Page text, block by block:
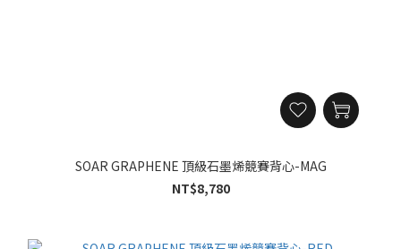
SOAR GRAPHENE 頂級石墨烯競賽背心-MAG
NT$8,780